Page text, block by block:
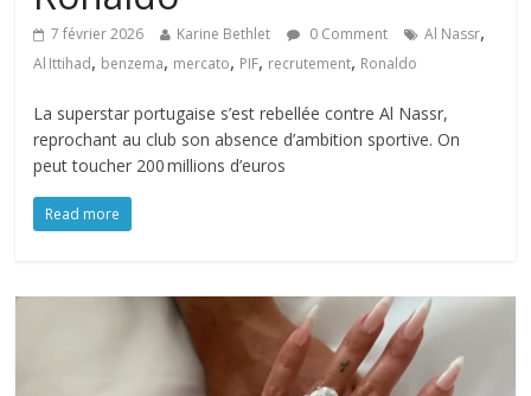
7 février 2026 Karine Bethlet 0 Comment Al Nassr,
Al Ittihad, benzema, mercato, PIF, recrutement, Ronaldo
La superstar portugaise s’est rebellée contre Al Nassr,
reprochant au club son absence d’ambition sportive. On
peut toucher 200 millions d’euros
Read more